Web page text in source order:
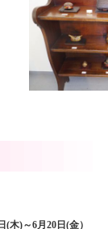
(木)～6月20日(金）